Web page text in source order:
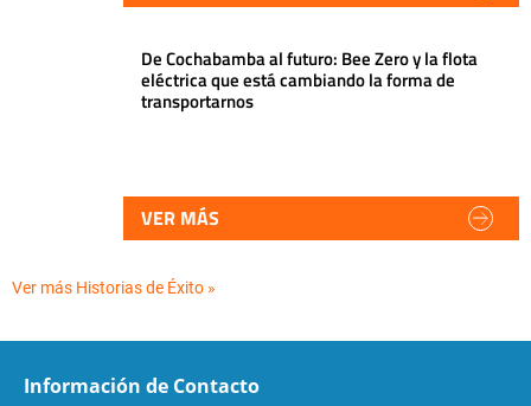
De Cochabamba al futuro: Bee Zero y la flota
eléctrica que está cambiando la forma de
transportarnos
VER MÁS
Ver más Historias de Éxito »
Información de Contacto